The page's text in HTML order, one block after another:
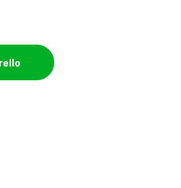
- O.R. 20MM quantity